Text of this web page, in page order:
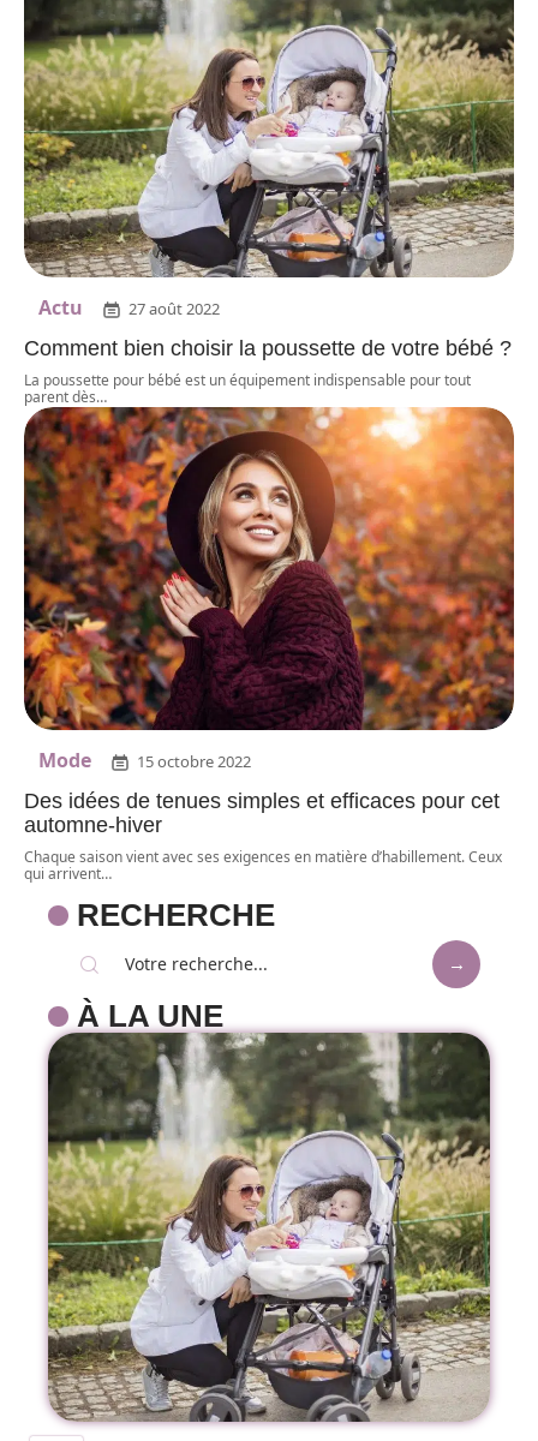
Actu 27 août 2022
Comment bien choisir la poussette de votre bébé ?
La poussette pour bébé est un équipement indispensable pour tout
parent dès…
Mode 15 octobre 2022
Des idées de tenues simples et efficaces pour cet
automne-hiver
Chaque saison vient avec ses exigences en matière d’habillement. Ceux
qui arrivent…
RECHERCHE
À LA UNE